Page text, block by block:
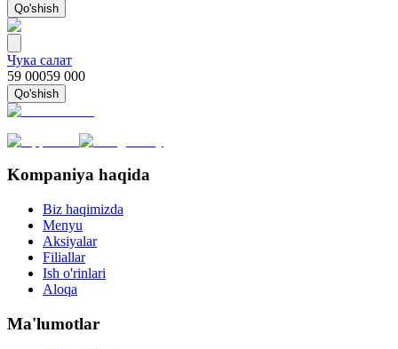
Qo'shish
Чука салат
59 00059 000
Qo'shish
Kompaniya haqida
Biz haqimizda
Menyu
Aksiyalar
Filiallar
Ish o'rinlari
Aloqa
Ma'lumotlar